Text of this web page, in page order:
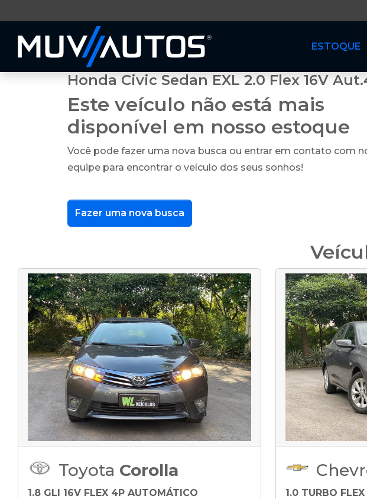
ESTOQUE
Honda Civic Sedan EXL 2.0 Flex 16V
Este veículo não está mais
disponível em nosso estoque
Você pode fazer uma nova busca ou entrar em contato com
equipe para encontrar o veículo dos seus sonhos!
Fazer uma nova busca
Toyota Corolla
1.8 GLI 16V FLEX 4P AUTOMÁTICO 1.0 TURBO